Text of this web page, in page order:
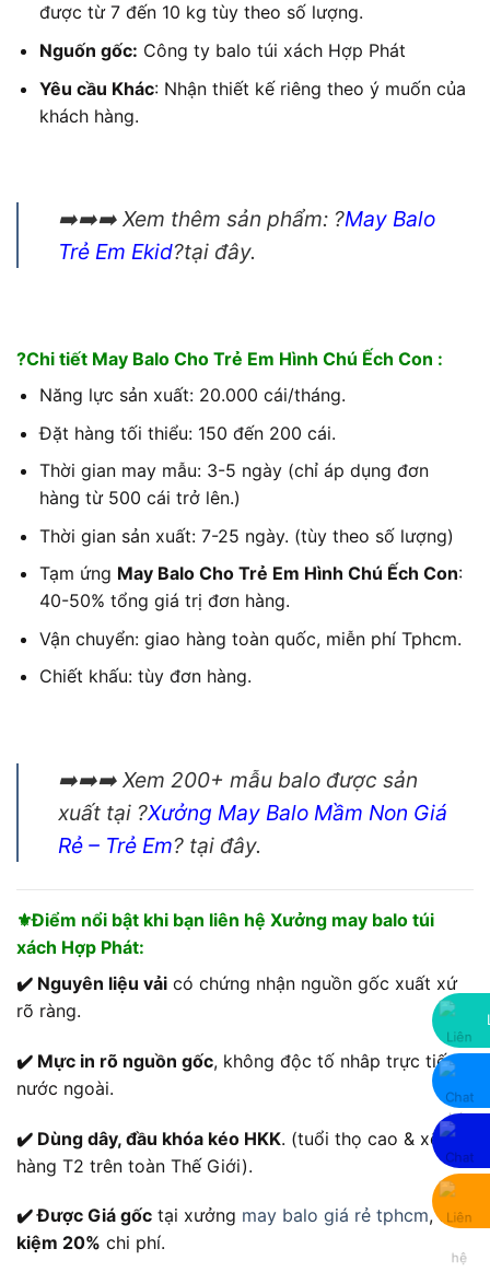
được từ 7 đến 10 kg tùy theo số lượng.
Nguốn gốc: Công ty balo túi xách Hợp Phát
Yêu cầu Khác: Nhận thiết kế riêng theo ý muốn của
khách hàng.
➡️➡️➡️ Xem thêm sản phẩm: ?May Balo
Trẻ Em Ekid?tại đây.
?Chi tiết May Balo Cho Trẻ Em Hình Chú Ếch Con :
Năng lực sản xuất: 20.000 cái/tháng.
Đặt hàng tối thiểu: 150 đến 200 cái.
Thời gian may mẫu: 3-5 ngày (chỉ áp dụng đơn
hàng từ 500 cái trở lên.)
Thời gian sản xuất: 7-25 ngày. (tùy theo số lượng)
Tạm ứng May Balo Cho Trẻ Em Hình Chú Ếch Con:
40-50% tổng giá trị đơn hàng.
Vận chuyển: giao hàng toàn quốc, miễn phí Tphcm.
Chiết khấu: tùy đơn hàng.
➡️➡️➡️ Xem 200+ mẫu balo được sản
xuất tại ?Xưởng May Balo Mầm Non Giá
Rẻ – Trẻ Em? tại đây.
⚜️Điểm nổi bật khi bạn liên hệ Xưởng may balo túi
xách Hợp Phát:
✔️ Nguyên liệu vải có chứng nhận nguồn gốc xuất xứ
rõ ràng.
✔️ Mực in rõ nguồn gốc, không độc tố nhâp trực tiếp
nước ngoài.
✔️ Dùng dây, đầu khóa kéo HKK. (tuổi thọ cao & xếp
hàng T2 trên toàn Thế Giới).
✔️ Được Giá gốc tại xưởng may balo giá rẻ tphcm,tiết
kiệm 20% chi phí.